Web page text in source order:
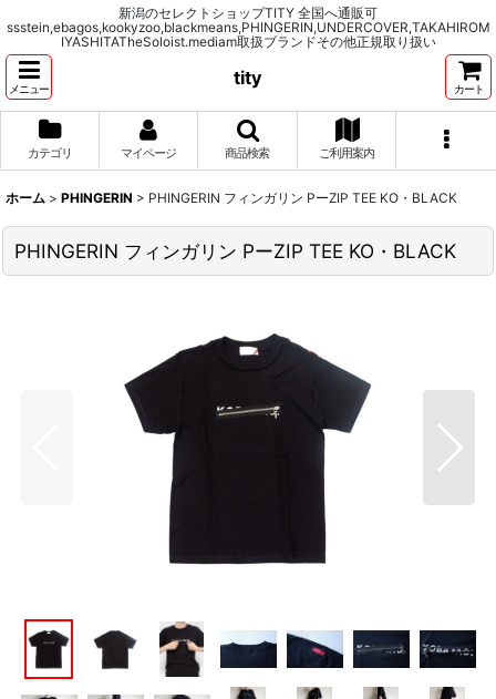
新潟のセレクトショップTITY 全国へ通販可
ssstein,ebagos,kookyzoo,blackmeans,PHINGERIN,UNDERCOVER,TAKAHIROM
IYASHITATheSoloist.mediam取扱ブランドその他正規取り扱い
メニュー
tity
カート
カテゴリ マイページ 商品検索 ご利用案内
ホーム > PHINGERIN > PHINGERIN フィンガリン PーZIP TEE KO・BLACK
PHINGERIN フィンガリン PーZIP TEE KO・BLACK